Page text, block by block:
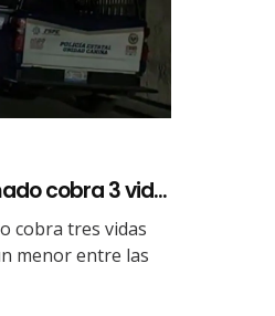
cobra 3 vid...
cobra tres vidas
menor entre las